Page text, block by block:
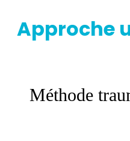
Approche
Méthode